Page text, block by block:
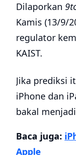
Dilaporkan
Kamis (13/9/
regulator
KAIST.
Jika prediksi
iPhone dan
bakal
Baca juga:
Apple